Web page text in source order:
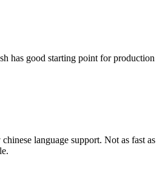
has good starting point for production
language support. Not as fast as